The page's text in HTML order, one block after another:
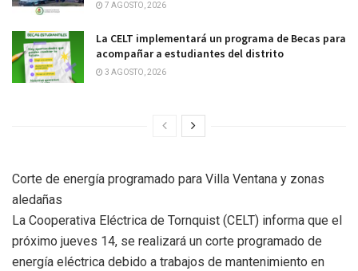
7 AGOSTO, 2026
La CELT implementará un programa de Becas para
acompañar a estudiantes del distrito
3 AGOSTO, 2026
Corte de energía programado para Villa Ventana y zonas
aledañas
La Cooperativa Eléctrica de Tornquist (CELT) informa que el
próximo jueves 14, se realizará un corte programado de
energía eléctrica debido a trabajos de mantenimiento en